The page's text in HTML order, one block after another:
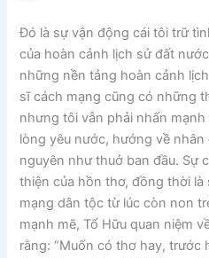
Đó là sự vận động cái tôi trữ
của hoàn cảnh lịch sử đất
những nền tảng hoàn cảnh
sĩ cách mạng cũng có những
nhưng tôi vẫn phải nhấn
lòng yêu nước, hướng về
nguyên như thuở ban đầu. Sự
thiện của hồn thơ, đồng thời là
mạng dân tộc từ lúc còn non
mạnh mẽ, Tố Hữu quan niệm
rằng: “Muốn có thơ hay, trước